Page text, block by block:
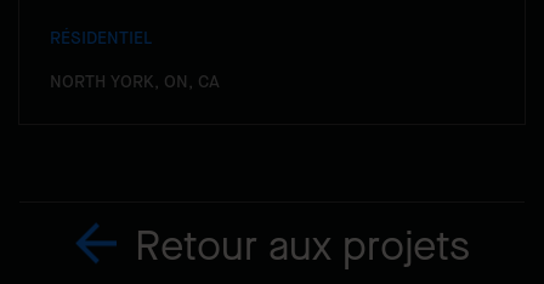
RÉSIDENTIEL
NORTH YORK, ON, CA
Retour aux projets